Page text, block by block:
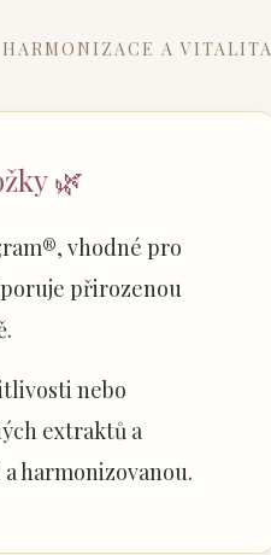
A VITALITA
🌿
vhodné pro
přirozenou
nebo
extraktů a
harmonizovanou.